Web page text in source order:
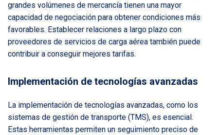
grandes volúmenes de mercancía tienen una mayor
capacidad de negociación para obtener condiciones más
favorables. Establecer relaciones a largo plazo con
proveedores de servicios de carga aérea también puede
contribuir a conseguir mejores tarifas.
Implementación de tecnologías avanzadas
La implementación de tecnologías avanzadas, como los
sistemas de gestión de transporte (TMS), es esencial.
Estas herramientas permiten un seguimiento preciso de